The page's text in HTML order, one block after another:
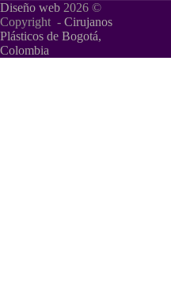
Diseño web 2026 ©
Copyright - Cirujanos
Plásticos de Bogotá,
Colombia